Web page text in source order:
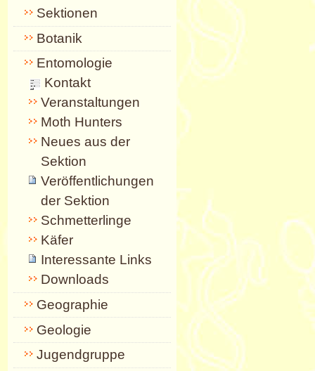
Sektionen
Botanik
Entomologie
Kontakt
Veranstaltungen
Moth Hunters
Neues aus der
Sektion
Veröffentlichungen
der Sektion
Schmetterlinge
Käfer
Interessante Links
Downloads
Geographie
Geologie
Jugendgruppe